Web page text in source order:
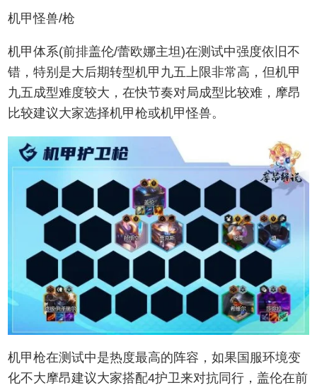
机甲怪兽/枪
机甲体系(前排盖伦/蕾欧娜主坦)在测试中强度依旧不
错，特别是大后期转型机甲九五上限非常高，但机甲
九五成型难度较大，在快节奏对局成型比较难，摩昂
比较建议大家选择机甲枪或机甲怪兽。
机甲枪在测试中是热度最高的阵容，如果国服环境变
化不大摩昂建议大家搭配4护卫来对抗同行，盖伦在前